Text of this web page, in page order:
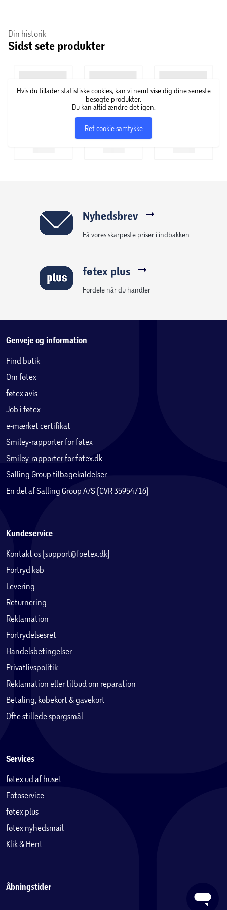
Din historik
Sidst sete produkter
Hvis du tillader statistiske cookies, kan vi nemt vise dig dine seneste
besøgte produkter.
Du kan altid ændre det igen.
Ret cookie samtykke
Nyhedsbrev
Få vores skarpeste priser i indbakken
føtex plus
Fordele når du handler
Genveje og information
Find butik
Om føtex
føtex avis
Job i føtex
e-mærket certifikat
Smiley-rapporter for føtex
Smiley-rapporter for føtex.dk
Salling Group tilbagekaldelser
En del af Salling Group A/S (CVR 35954716)
Kundeservice
Kontakt os (support@foetex.dk)
Fortryd køb
Levering
Returnering
Reklamation
Fortrydelsesret
Handelsbetingelser
Privatlivspolitik
Reklamation eller tilbud om reparation
Betaling, købekort & gavekort
Ofte stillede spørgsmål
Services
føtex ud af huset
Fotoservice
føtex plus
føtex nyhedsmail
Klik & Hent
Åbningstider